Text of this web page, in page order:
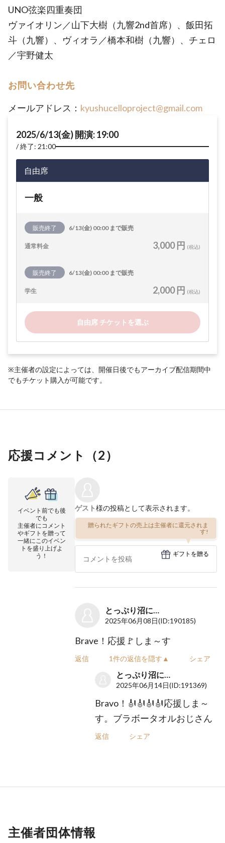
UNO弦楽四重奏団
ヴァイオリン／山下大樹（九響2nd首席）、飯田拓
斗（九響）、ヴィオラ／橋本和樹（九響）、チェロ
／宇野健太
お問い合わせ先
メールアドレス： kyushucelloproject@gmail.com
2025/6/13(金) 開演: 19:00
終了: 21:00
自由席
一般
販売終了 6/13(金) 00:00 まで販売
通常料金 3,000 円 (税込)
販売終了 6/13(金) 00:00 まで販売
学生 2,000 円 (税込)
自由席 チケットを選ぶ
※主催者の設定によっては、開催日後でもアーカイブ配信期間中
でもチケット購入が可能です。
応援コメント（2）
イベント前でも後
でも
主催者にコメント
やギフトを贈って
一緒にこのイベン
トを盛り上げよ
う！
ゲスト様の投稿として表示されます。
贈られたギフトの売上は主催者に還元されま
す!
ギフトを贈る
とっぷり沼に…
2025年06月08日(ID:190185)
Brave！応援🚩しま～す
返信 1件の返信を隠す▲ シェア
とっぷり沼に…
2025年06月14日(ID:191369)
Bravo！🎻🎻🎻🎻応援しま～
す。ブラボータオルおじさん
返信 シェア
主催者団体情報